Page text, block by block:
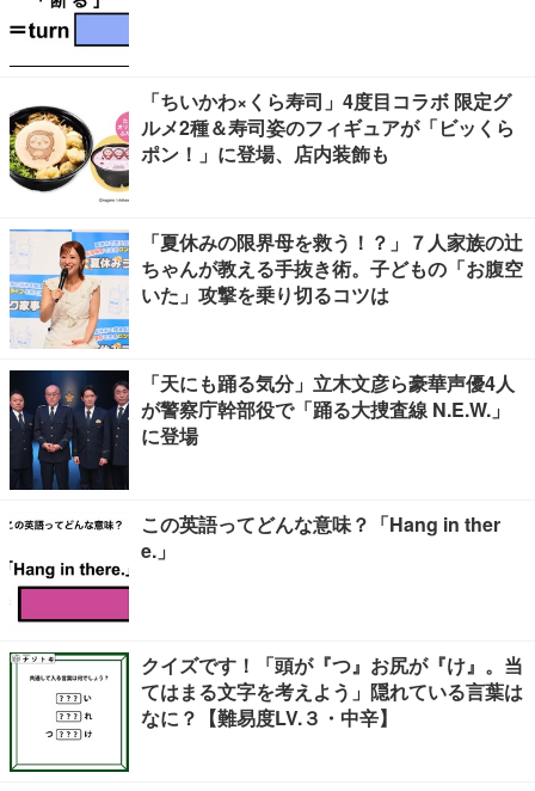
「ちいかわ×くら寿司」4度目コラボ 限定グ
ルメ2種＆寿司姿のフィギュアが「ビッくら
ポン！」に登場、店内装飾も
「夏休みの限界母を救う！？」７人家族の辻
ちゃんが教える手抜き術。子どもの「お腹空
いた」攻撃を乗り切るコツは
「天にも踊る気分」立木文彦ら豪華声優4人
が警察庁幹部役で「踊る大捜査線 N.E.W.」
に登場
この英語ってどんな意味？「Hang in ther
e.」
クイズです！「頭が『つ』お尻が『け』。当
てはまる文字を考えよう」隠れている言葉は
なに？【難易度LV.３・中辛】